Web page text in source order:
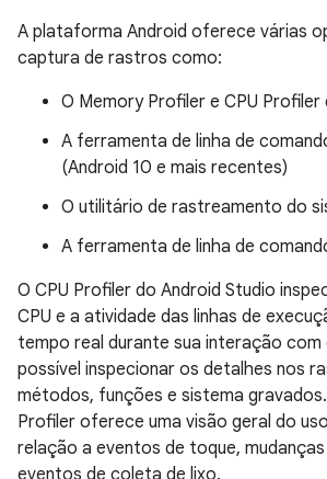
A plataforma Android oferece várias
captura de rastros como:
O Memory Profiler e CPU Profiler
A ferramenta de linha de
(Android 10 e mais recentes)
O utilitário de rastreamento do
A ferramenta de linha de
O CPU Profiler do Android Studio
CPU e a atividade das linhas de
tempo real durante sua interação com
possível inspecionar os detalhes nos
métodos, funções e sistema
Profiler oferece uma visão geral do
relação a eventos de toque,
eventos de coleta de lixo.